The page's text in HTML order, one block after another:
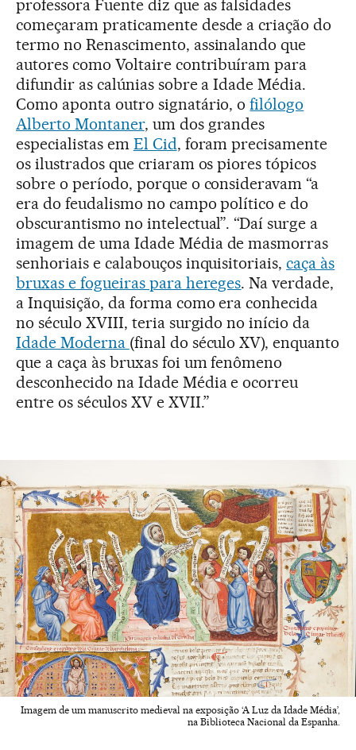
professora Fuente diz que as falsidades
começaram praticamente desde a criação do
termo no Renascimento, assinalando que
autores como Voltaire contribuíram para
difundir as calúnias sobre a Idade Média.
Como aponta outro signatário, ofilólogo
Alberto Montaner, um dos grandes
especialistas em El Cid, foram precisamente
os ilustrados que criaram os piores tópicos
sobre o período, porque o consideravam “a
era do feudalismo no campo político e do
obscurantismo no intelectual”. “Daí surge a
imagem de uma Idade Média de masmorras
senhoriais e calabouços inquisitoriais,caça às
bruxas e fogueiras para hereges. Na verdade,
a Inquisição, da forma como era conhecida
no século XVIII, teria surgido no início da
Idade Moderna (final do século XV), enquanto
que a caça às bruxas foi um fenômeno
desconhecido na Idade Média e ocorreu
entre os séculos XV e XVII.”
Imagem de um manuscrito medieval na exposição ‘A Luz da Idade Média’,
na Biblioteca Nacional da Espanha.